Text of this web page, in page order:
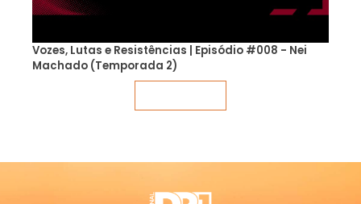
Vozes, Lutas e Resistências | Episódio #008 - Nei
Machado (Temporada 2)